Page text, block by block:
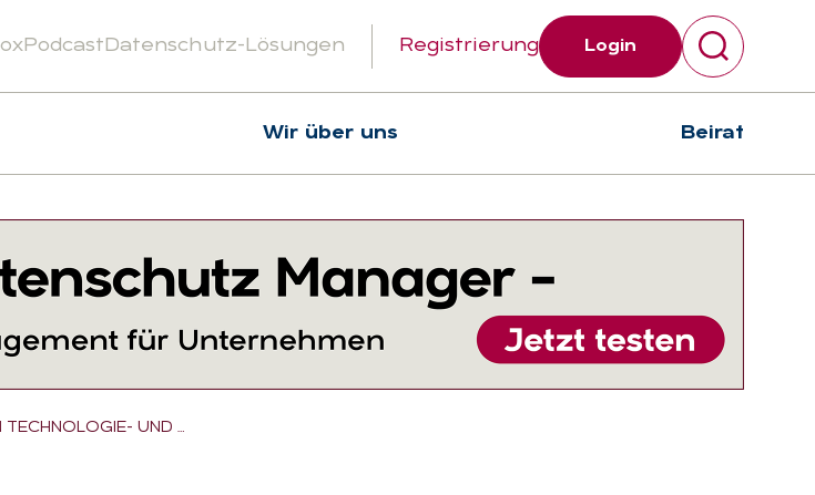
PodcastDatenschutz-Lösungen Registrierung Login
Wir über uns Beirat
TECHNOLOGIE- UND …